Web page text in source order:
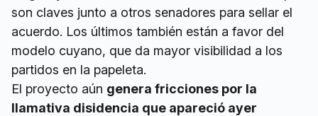
son claves junto a otros senadores para sellar el
acuerdo. Los últimos también están a favor del
modelo cuyano, que da mayor visibilidad a los
partidos en la papeleta.
El proyecto aún genera fricciones por la
llamativa disidencia que apareció ayer